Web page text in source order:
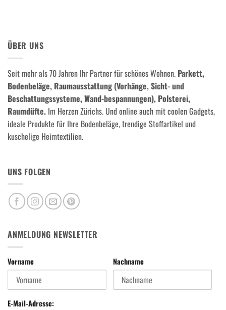
ÜBER UNS
Seit mehr als 70 Jahren Ihr Partner für schönes Wohnen. Parkett,
Bodenbeläge, Raumausstattung (Vorhänge, Sicht- und
Beschattungssysteme, Wand-bespannungen), Polsterei,
Raumdüfte. Im Herzen Zürichs. Und online auch mit coolen Gadgets,
ideale Produkte für Ihre Bodenbeläge, trendige Stoffartikel und
kuschelige Heimtextilien.
UNS FOLGEN
ANMELDUNG NEWSLETTER
Vorname Nachname
E-Mail-Adresse: